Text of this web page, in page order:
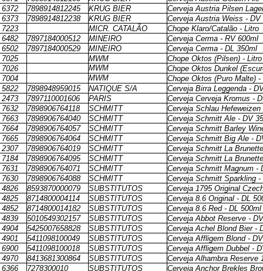
6372
7898914812245 KRUG BIER
Cerveja Austria Pilsen
6373
7898914812238 KRUG BIER
Cerveja Austria Weiss - DV
7223
MICR. CATALÃO
Chope Klaro/Catalão - Litro
6482
7897184000512 MINEIRO
Cerveja Cerma - RV 600ml
6502
7897184000529 MINEIRO
Cerveja Cerma - DL 350ml
7025
MWM
Chope Oktos (Pilsen) - Litro
7026
MWM
Chope Oktos Dunkel
7004
MWM
Chope Oktos (Puro Malte) -
5822
7898948959015 NATIQUE S/A
Cerveja Birra Leggenda -
2473
7897110001606 PARIS
Cerveja Cerveja Kromus -
7632
7898906764118 SCHMITT
Cerveja Schlau
7663
7898906764040 SCHMITT
Cerveja Schmitt Ale - DV
7664
7898906764057 SCHMITT
Cerveja Schmitt Barley
7665
7898906764064 SCHMITT
Cerveja Schmitt Big Ale -
2307
7898906764019 SCHMITT
Cerveja Schmitt La
7184
7898906764095 SCHMITT
Cerveja Schmitt La
7631
7898906764071 SCHMITT
Cerveja Schmitt Magnum -
7630
7898906764088 SCHMITT
Cerveja Schmitt Sparkling -
4826
8593870000079 SUBSTITUTOS
Cerveja 1795 Original
4825
8714800004114 SUBSTITUTOS
Cerveja 8.6 Original - DL
4852
8714800014182 SUBSTITUTOS
Cerveja 8.6 Red - DL 500ml
4839
5010549302157 SUBSTITUTOS
Cerveja Abbot Reserve -
4904
5425007658828 SUBSTITUTOS
Cerveja Achel Blond Bier -
4901
5411098100049 SUBSTITUTOS
Cerveja Affligem Blond -
6900
5411098100018 SUBSTITUTOS
Cerveja Affligem Dubbel -
4970
8413681300864 SUBSTITUTOS
Cerveja Alhambra Reserve
6366
7278300010 SUBSTITUTOS
Cerveja Anchor Brekles